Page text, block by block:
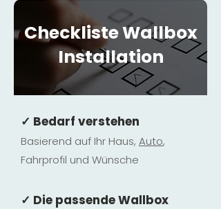
Checkliste Wallbox
Installation
✓ Bedarf verstehen
Basierend auf Ihr Haus, Auto,
Fahrprofil und Wünsche
✓ Die passende Wallbox